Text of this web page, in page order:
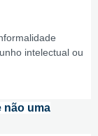
intelectual ou
não uma